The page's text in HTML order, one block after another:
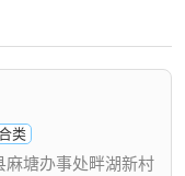
类
塘办事处畔湖新村